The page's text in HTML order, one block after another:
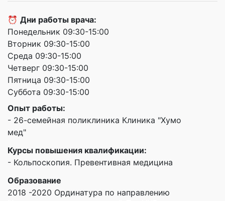
⏰ Дни работы врача:
Понедельник 09:30-15:00
Вторник 09:30-15:00
Среда 09:30-15:00
Четверг 09:30-15:00
Пятница 09:30-15:00
Суббота 09:30-15:00
Опыт работы:
- 26-семейная поликлиника Клиника "Хумо
мед"
Курсы повышения квалификации:
- Кольпоскопия. Превентивная медицина
Образование
2018 -2020 Ординатура по направлению